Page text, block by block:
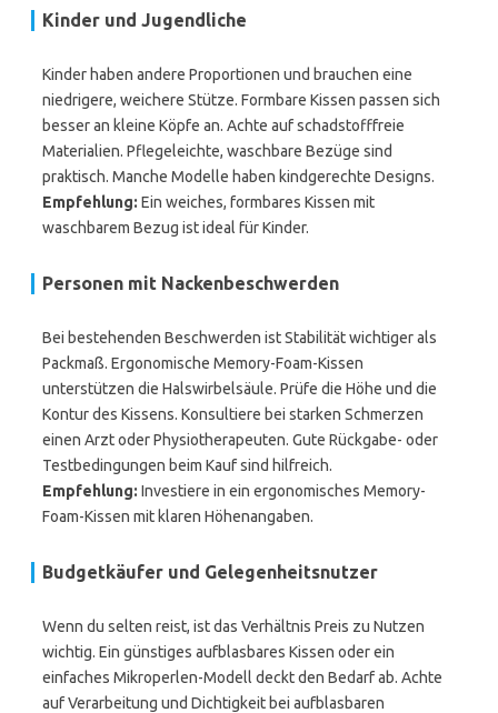
Kinder und Jugendliche
Kinder haben andere Proportionen und brauchen eine
niedrigere, weichere Stütze. Formbare Kissen passen sich
besser an kleine Köpfe an. Achte auf schadstofffreie
Materialien. Pflegeleichte, waschbare Bezüge sind
praktisch. Manche Modelle haben kindgerechte Designs.
Empfehlung: Ein weiches, formbares Kissen mit
waschbarem Bezug ist ideal für Kinder.
Personen mit Nackenbeschwerden
Bei bestehenden Beschwerden ist Stabilität wichtiger als
Packmaß. Ergonomische Memory-Foam-Kissen
unterstützen die Halswirbelsäule. Prüfe die Höhe und die
Kontur des Kissens. Konsultiere bei starken Schmerzen
einen Arzt oder Physiotherapeuten. Gute Rückgabe- oder
Testbedingungen beim Kauf sind hilfreich.
Empfehlung: Investiere in ein ergonomisches Memory-
Foam-Kissen mit klaren Höhenangaben.
Budgetkäufer und Gelegenheitsnutzer
Wenn du selten reist, ist das Verhältnis Preis zu Nutzen
wichtig. Ein günstiges aufblasbares Kissen oder ein
einfaches Mikroperlen-Modell deckt den Bedarf ab. Achte
auf Verarbeitung und Dichtigkeit bei aufblasbaren